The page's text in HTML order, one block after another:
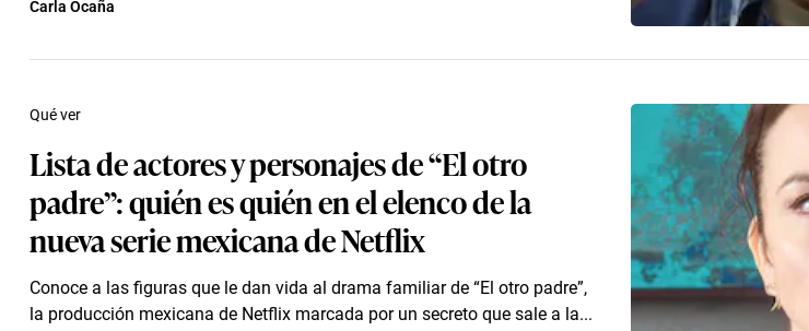
Carla Ocaña
Lista de actores y personajes de “El otro
padre”: quién es quién en el elenco de la
nueva serie mexicana de Netflix
Conoce a las figuras que le dan vida al drama familiar de “El otro padre”,
la producción mexicana de Netflix marcada por un secreto que sale a la...
Qué ver